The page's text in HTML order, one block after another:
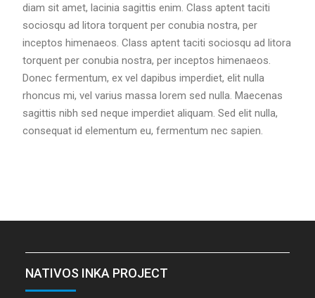
diam sit amet, lacinia sagittis enim. Class aptent taciti
sociosqu ad litora torquent per conubia nostra, per
inceptos himenaeos. Class aptent taciti sociosqu ad litora
torquent per conubia nostra, per inceptos himenaeos.
Donec fermentum, ex vel dapibus imperdiet, elit nulla
rhoncus mi, vel varius massa lorem sed nulla. Maecenas
sagittis nibh sed neque imperdiet aliquam. Sed elit nulla,
consequat id elementum eu, fermentum nec sapien.
NATIVOS INKA PROJECT